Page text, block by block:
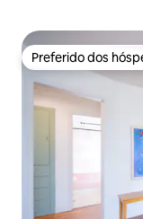
Preferido dos
Preferido dos